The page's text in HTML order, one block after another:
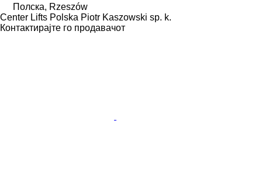
Полска, Rzeszów
Center Lifts Polska Piotr Kaszowski sp. k.
Контактирајте го продавачот